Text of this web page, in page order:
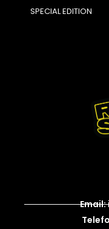
SPECIAL EDITION